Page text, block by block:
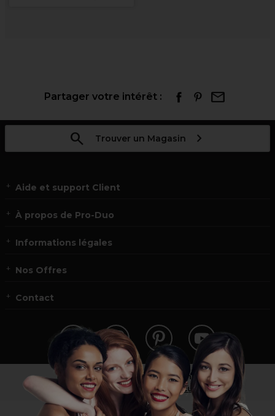
Partager votre intérêt :
Trouver un Magasin
Aide et support Client
À propos de Pro-Duo
Informations légales
Nos Offres
Contact
Vous n’êtes pas un professionnel ?
Visitez notre site pour les particuliers!